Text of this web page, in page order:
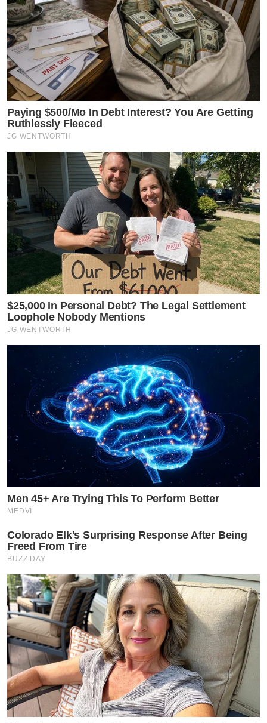
Paying $500/Mo In Debt Interest? You Are Getting
Ruthlessly Fleeced
JG WENTWORTH
$25,000 In Personal Debt? The Legal Settlement
Loophole Nobody Mentions
JG WENTWORTH
Men 45+ Are Trying This To Perform Better
MEDVI
Colorado Elk's Surprising Response After Being
Freed From Tire
BUZZ DAY